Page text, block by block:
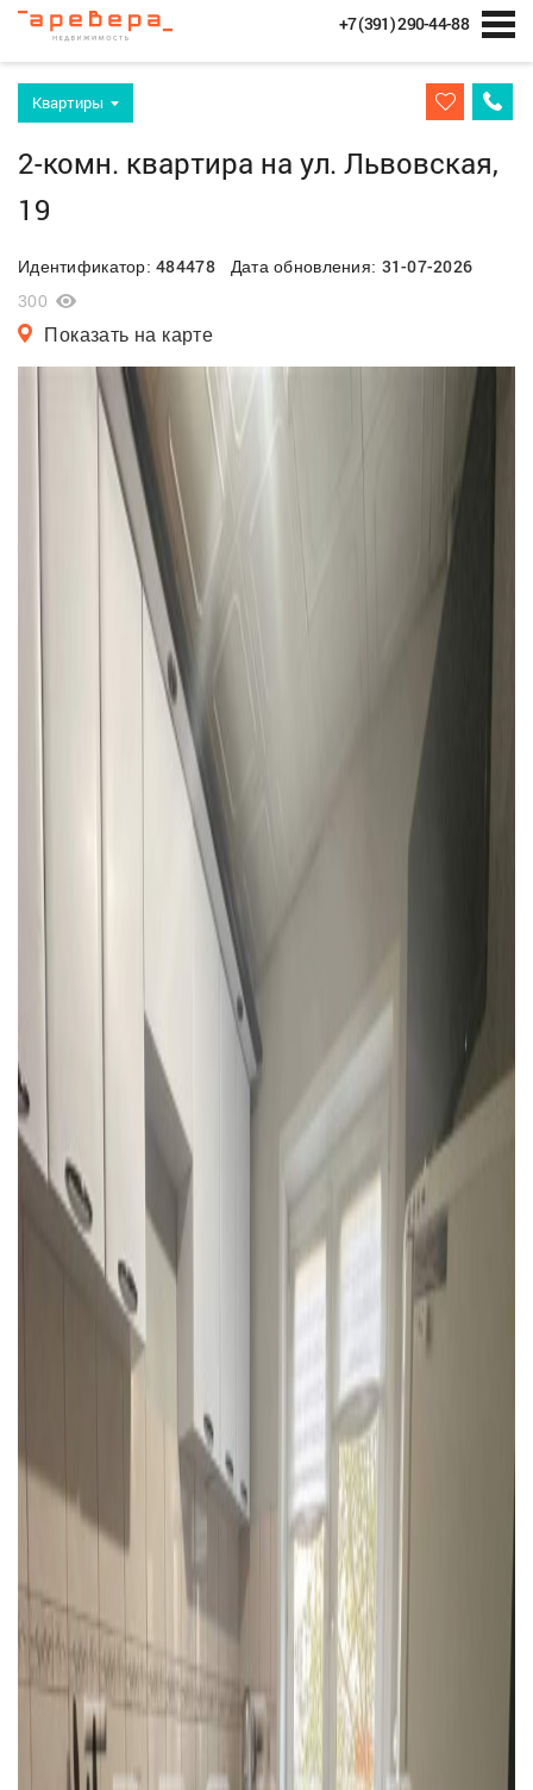
+7 (391) 290-44-88
Квартиры
2-комн. квартира на ул. Львовская,
19
Идентификатор:484478Дата обновления: 31-07-2026
300
Показать на карте